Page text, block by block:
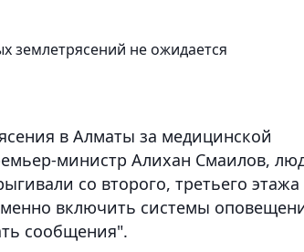
землетрясений не ожидается
в Алматы за медицинской
министр Алихан Смаилов,
со второго, третьего этажа
включить системы
сообщения".